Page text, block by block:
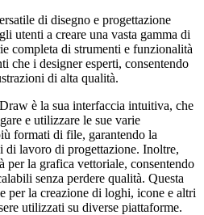
di disegno e progettazione
utenti a creare una vasta gamma di
completa di strumenti e funzionalità
che i designer esperti, consentendo
di alta qualità.
è la sua interfaccia intuitiva, che
e utilizzare le sue varie
formati di file, garantendo la
di lavoro di progettazione. Inoltre,
la grafica vettoriale, consentendo
senza perdere qualità. Questa
per la creazione di loghi, icone e altri
utilizzati su diverse piattaforme.